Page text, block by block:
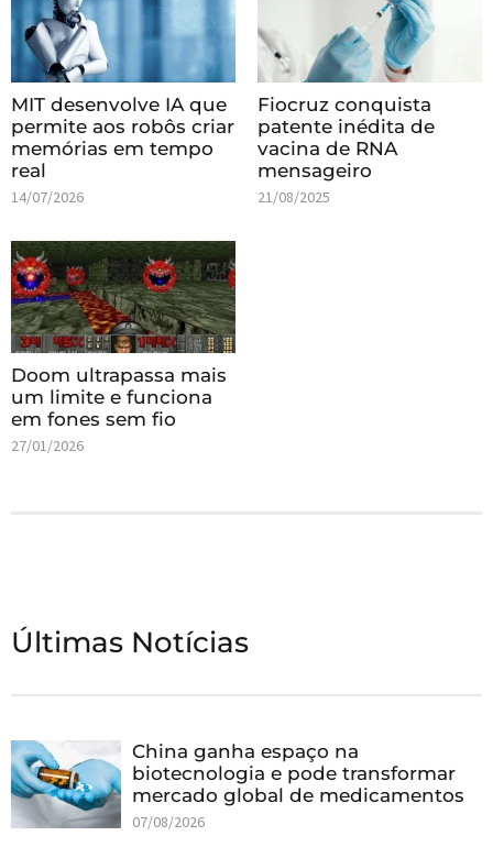
MIT desenvolve IA que
permite aos robôs criar
memórias em tempo
real
14/07/2026
Fiocruz conquista
patente inédita de
vacina de RNA
mensageiro
21/08/2025
Doom ultrapassa mais
um limite e funciona
em fones sem fio
27/01/2026
Últimas Notícias
China ganha espaço na
biotecnologia e pode transformar
mercado global de medicamentos
07/08/2026